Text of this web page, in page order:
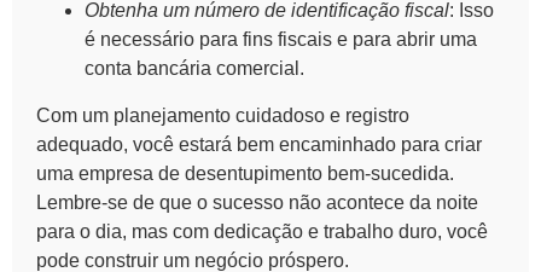
Obtenha um número de identificação fiscal: Isso
é necessário para fins fiscais e para abrir uma
conta bancária comercial.
Com um planejamento cuidadoso e registro
adequado, você estará bem encaminhado para criar
uma empresa de desentupimento bem-sucedida.
Lembre-se de que o sucesso não acontece da noite
para o dia, mas com dedicação e trabalho duro, você
pode construir um negócio próspero.